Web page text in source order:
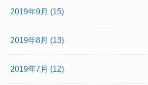
2019年9月 (15)
2019年8月 (13)
2019年7月 (12)